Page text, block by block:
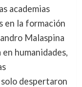
academias
en la formación
Malaspina
humanidades,
despertaron